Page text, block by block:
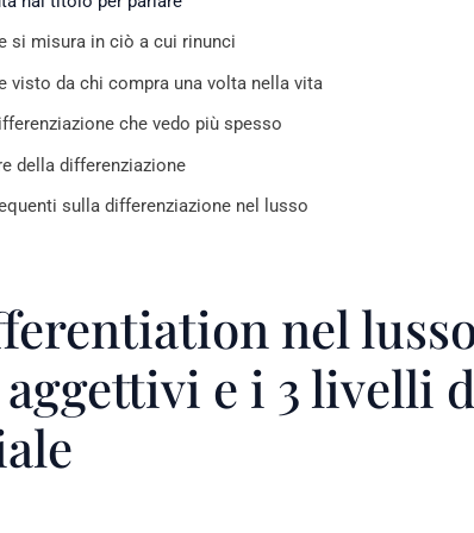
si misura in ciò a cui rinunci
visto da chi compra una volta nella vita
che vedo più spesso
della differenziazione
sulla differenziazione nel lusso
nel
e i 3 livelli